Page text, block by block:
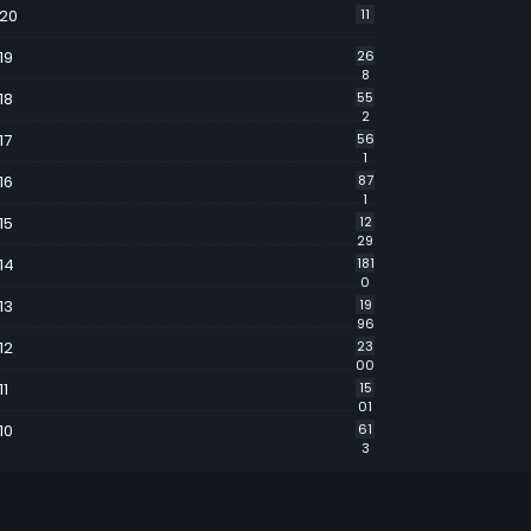
11
26
8
55
2
56
1
87
1
12
29
181
0
19
96
23
00
15
01
61
3